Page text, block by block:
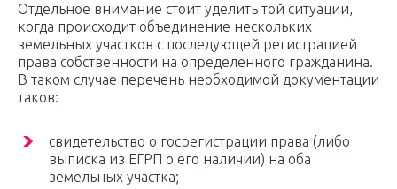
Отдельное внимание стоит уделить той ситуации,
когда происходит объединение нескольких
земельных участков с последующей регистрацией
права собственности на определенного гражданина.
В таком случае перечень необходимой документации
таков:
свидетельство о госрегистрации права (либо
выписка из ЕГРП о его наличии) на оба
земельных участка;